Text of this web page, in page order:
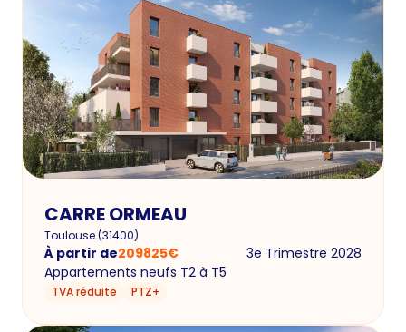
CARRE ORMEAU
Toulouse(31400)
À partir de209825€
3e Trimestre 2028
Appartements neufs T2 à T5
TVA réduite PTZ+